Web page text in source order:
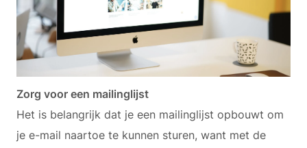
Zorg voor een mailinglijst
Het is belangrijk dat je een mailinglijst opbouwt om
je e-mail naartoe te kunnen sturen, want met de